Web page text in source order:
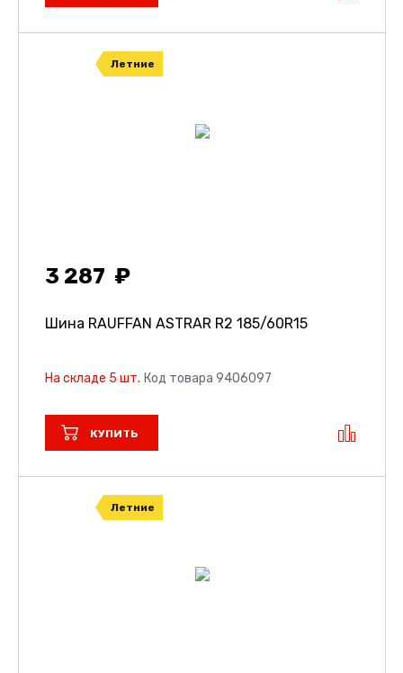
Летние
3 287
Шина RAUFFAN ASTRAR R2 185/60R15
На складе 5 шт. Код товара 9406097
КУПИТЬ
Летние